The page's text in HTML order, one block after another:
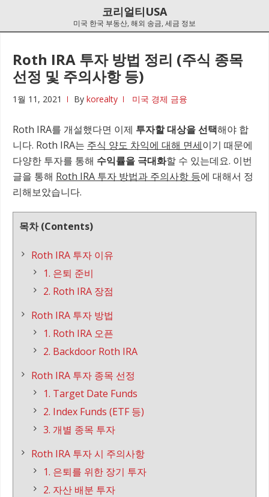
코리얼티USA
미국 한국 부동산, 해외 송금, 세금 정보
Roth IRA 투자 방법 정리 (주식 종목
선정 및 주의사항 등)
1월 11, 2021 By korealty 미국 경제 금융
Roth IRA를 개설했다면 이제 투자할 대상을 선택해야 합
니다. Roth IRA는 주식 양도 차익에 대해 면세이기 때문에
다양한 투자를 통해 수익률을 극대화할 수 있는데요. 이번
글을 통해 Roth IRA 투자 방법과 주의사항 등에 대해서 정
리해보았습니다.
목차 (Contents)
Roth IRA 투자 이유
1. 은퇴 준비
2. Roth IRA 장점
Roth IRA 투자 방법
1. Roth IRA 오픈
2. Backdoor Roth IRA
Roth IRA 투자 종목 선정
1. Target Date Funds
2. Index Funds (ETF 등)
3. 개별 종목 투자
Roth IRA 투자 시 주의사항
1. 은퇴를 위한 장기 투자
2. 자산 배분 투자